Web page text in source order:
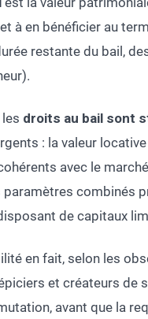
à en bénéficier au
restante du bail,
droits au bail sont
: la valeur
avec le
paramètres combinés
de capitaux
en fait, selon les
et créateurs de
avant que la